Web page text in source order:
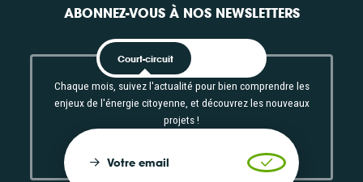
ABONNEZ-VOUS À NOS NEWSLETTERS
Court-circuit
Chaque mois, suivez l'actualité pour bien comprendre les
enjeux de l'énergie citoyenne, et découvrez les nouveaux
projets !
Votre email Valider